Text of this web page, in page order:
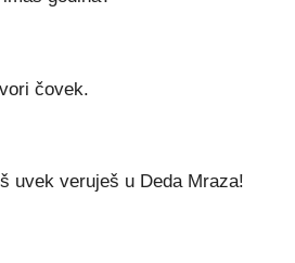
čovek.
uvek veruješ u Deda Mraza!